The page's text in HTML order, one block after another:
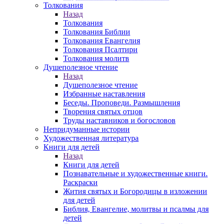
Толкования
Назад
Толкования
Толкования Библии
Толкования Евангелия
Толкования Псалтири
Толкования молитв
Душеполезное чтение
Назад
Душеполезное чтение
Избранные наставления
Беседы. Проповеди. Размышления
Творения святых отцов
Труды наставников и богословов
Непридуманные истории
Художественная литература
Книги для детей
Назад
Книги для детей
Познавательные и художественные книги.
Раскраски
Жития святых и Богородицы в изложении
для детей
Библия, Евангелие, молитвы и псалмы для
детей